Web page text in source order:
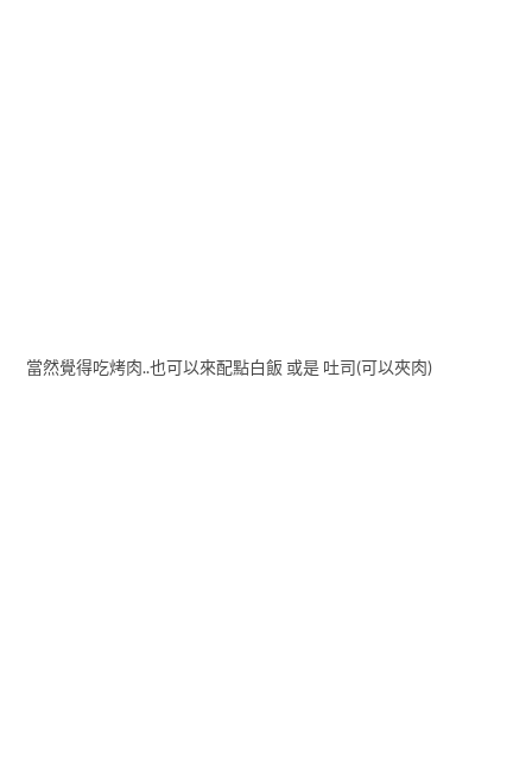
當然覺得吃烤肉..也可以來配點白飯 或是 吐司(可以夾肉)